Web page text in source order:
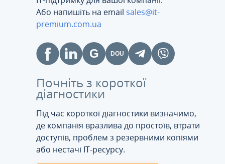
Або напишіть на email sales@it-
premium.com.ua
Почніть з короткої
діагностики
Під час короткої діагностики визначимо,
де компанія вразлива до простоїв, втрати
доступів, проблем з резервними копіями
або нестачі IT-ресурсу.